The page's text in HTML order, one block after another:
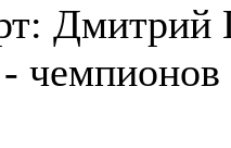
- чемпионов